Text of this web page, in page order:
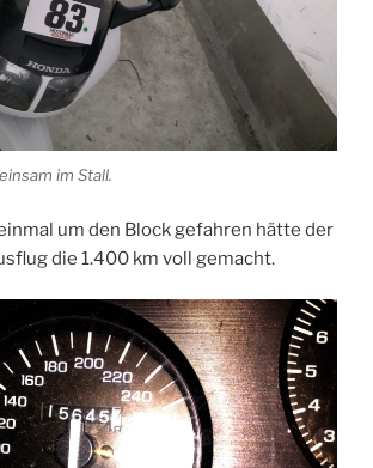
im Stall.
um den Block gefahren hätte der
die 1.400 km voll gemacht.